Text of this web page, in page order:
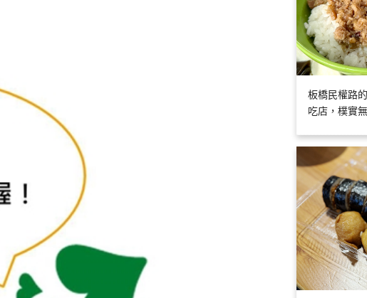
板橋民權路
吃店，樸實